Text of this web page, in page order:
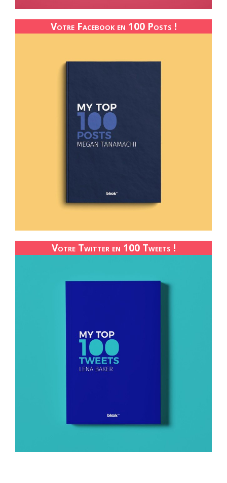
Votre Facebook en 100 Posts !
Votre Twitter en 100 Tweets !